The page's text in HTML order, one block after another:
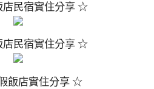
民宿實住分享 ☆
民宿實住分享 ☆
飯店實住分享 ☆